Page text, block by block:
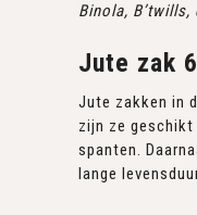
Binola,
Jute zak
Jute zakken in
zijn ze
spanten.
lange